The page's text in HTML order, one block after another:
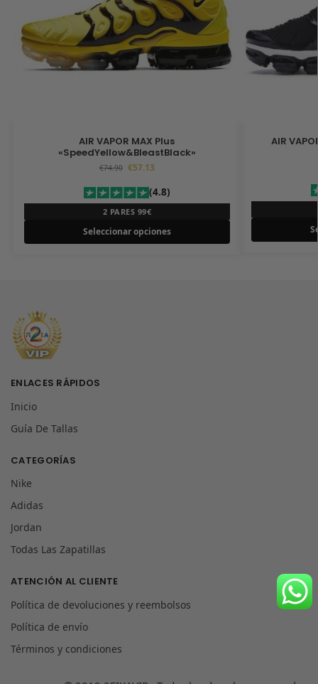
AIR VAPOR MAX Plus
«SpeedYellow&BleastBlack»
€74.90 €57.13
(4.8)
2 PARES 99€
Seleccionar opciones
AIR
ENLACES RÁPIDOS
Inicio
Guía De Tallas
CATEGORÍAS
Nike
Adidas
Jordan
Todas Las Zapatillas
ATENCIÓN AL CLIENTE
Política de devoluciones y reembolsos
Política de envío
Términos y condiciones